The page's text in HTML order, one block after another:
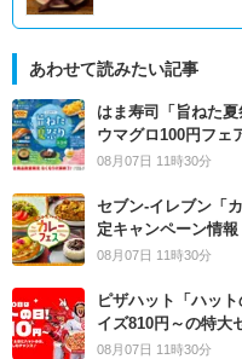
あわせて読みたい記事
はま寿司「旨ねた
ウマグロ100円フェ
08月07日 11時30分
セブン‐イレブン「
定キャンペーン情報
08月07日 11時30分
ピザハット「ハッ
イズ810円～の特大
08月07日 11時30分